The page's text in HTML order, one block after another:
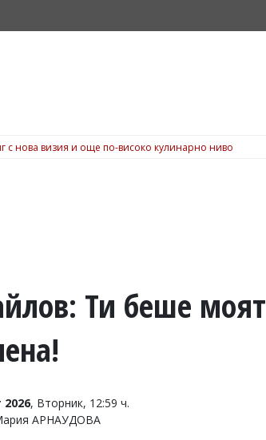
с нова визия и още по-високо кулинарно ниво
Ти беше моят
, Вторник, 12:59 ч.
АРНАУДОВА